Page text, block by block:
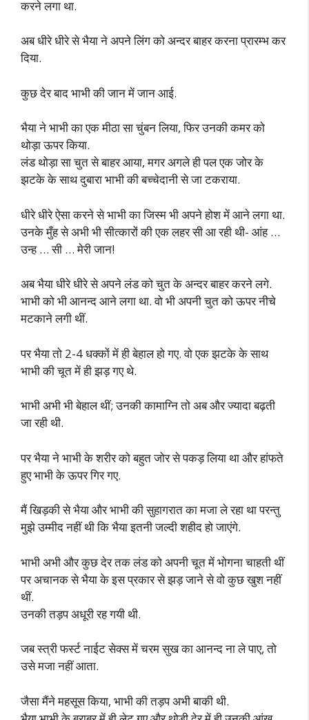
करने लगा था.
अब धीरे धीरे से भैया ने अपने लिंग को अन्दर बाहर करना प्रारम्भ कर
दिया.
कुछ देर बाद भाभी की जान में जान आई.
भैया ने भाभी का एक मीठा सा चुंबन लिया, फिर उनकी कमर को
थोड़ा ऊपर किया.
लंड थोड़ा सा चुत से बाहर आया, मगर अगले ही पल एक जोर के
झटके के साथ दुबारा भाभी की बच्चेदानी से जा टकराया.
धीरे धीरे ऐसा करने से भाभी का जिस्म भी अपने होश में आने लगा था.
उनके मुँह से अभी भी सीत्कारों की एक लहर सी आ रही थी- आंह …
उन्ह … सी … मेरी जान!
अब भैया धीरे धीरे से अपने लंड को चुत के अन्दर बाहर करने लगे.
भाभी को भी आनन्द आने लगा था. वो भी अपनी चुत को ऊपर नीचे
मटकाने लगी थीं.
पर भैया तो 2-4 धक्कों में ही बेहाल हो गए. वो एक झटके के साथ
भाभी की चूत में ही झड़ गए थे.
भाभी अभी भी बेहाल थीं; उनकी कामाग्नि तो अब और ज्यादा बढ़ती
जा रही थी.
पर भैया ने भाभी के शरीर को बहुत जोर से पकड़ लिया था और हांफते
हुए भाभी के ऊपर गिर गए.
मैं खिड़की से भैया और भाभी की सुहागरात का मजा ले रहा था परन्तु
मुझे उम्मीद नहीं थी कि भैया इतनी जल्दी शहीद हो जाएंगे.
भाभी अभी और कुछ देर तक लंड को अपनी चूत में भोगना चाहती थीं
पर अचानक से भैया के इस प्रकार से झड़ जाने से वो कुछ खुश नहीं
थीं.
उनकी तड़प अधूरी रह गयी थी.
जब स्त्री फर्स्ट नाईट सेक्स में चरम सुख का आनन्द ना ले पाए, तो
उसे मजा नहीं आता.
जैसा मैंने महसूस किया, भाभी की तड़प अभी बाकी थी.